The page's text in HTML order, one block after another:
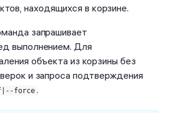
находящихся в корзине.
запрашивает
выполнением. Для
объекта из корзины без
и запроса подтверждения
force .